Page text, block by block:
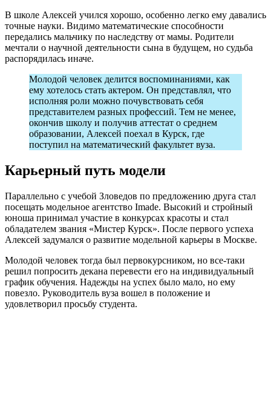
В школе Алексей учился хорошо, особенно легко ему давались
точные науки. Видимо математические способности
передались мальчику по наследству от мамы. Родители
мечтали о научной деятельности сына в будущем, но судьба
распорядилась иначе.
Молодой человек делится воспоминаниями, как
ему хотелось стать актером. Он представлял, что
исполняя роли можно почувствовать себя
представителем разных профессий. Тем не менее,
окончив школу и получив аттестат о среднем
образовании, Алексей поехал в Курск, где
поступил на математический факультет вуза.
Карьерный путь модели
Параллельно с учебой Зловедов по предложению друга стал
посещать модельное агентство Imade. Высокий и стройный
юноша принимал участие в конкурсах красоты и стал
обладателем звания «Мистер Курск». После первого успеха
Алексей задумался о развитие модельной карьеры в Москве.
Молодой человек тогда был первокурсником, но все-таки
решил попросить декана перевести его на индивидуальный
график обучения. Надежды на успех было мало, но ему
повезло. Руководитель вуза вошел в положение и
удовлетворил просьбу студента.